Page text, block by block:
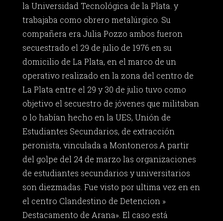
la Universidad Tecnológica de la Plata. y
trabajaba como obrero metalúrgico. Su
compañera era Julia Pozzo ambos fueron
secuestrado el 29 de julio de 1976 en su
domicilio de La Plata, en el marco de un
operativo realizado en la zona del centro de
La Plata entre el 29 y 30 de julio tuvo como
objetivo el secuestro de jóvenes que militaban
o lo habían hecho en la UES, Unión de
Estudiantes Secundarios, de extracción
peronista, vinculada a Montoneros.A partir
del golpe del 24 de marzo las organizaciones
de estudiantes secundarios y universitarios
son diezmadas. Fue visto por ultima vez en en
el centro Clandestino de Detencion »
Destacamento de Arana». El caso está